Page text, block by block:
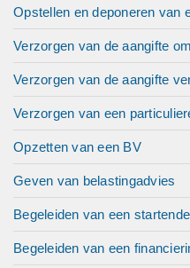
Opstellen en deponeren van
Verzorgen van de aangifte
Verzorgen van de aangifte
Verzorgen van een
Opzetten van een BV
Geven van belastingadvies
Begeleiden van een
Begeleiden van een